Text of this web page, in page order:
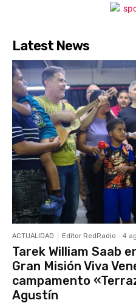
Latest News
ACTUALIDAD Editor RedRadio - 4
Tarek William Saab
Gran Misión Viva
campamento
Agustín